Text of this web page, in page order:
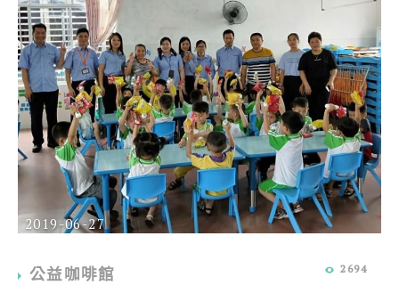
2019-06-27
公益咖啡館 2694